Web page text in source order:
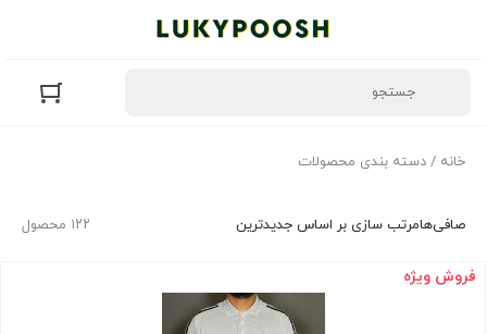
خانه / دسته بندی محصولات
۱۲۲ محصول صافی‌هامرتب سازی بر اساس جدیدترین
فروش ویژه